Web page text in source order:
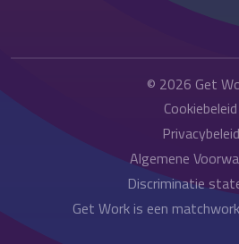
© 2026 Get
Cookiebeleid
Privacybeleid
Algemene
Discriminatie
Get Work is een